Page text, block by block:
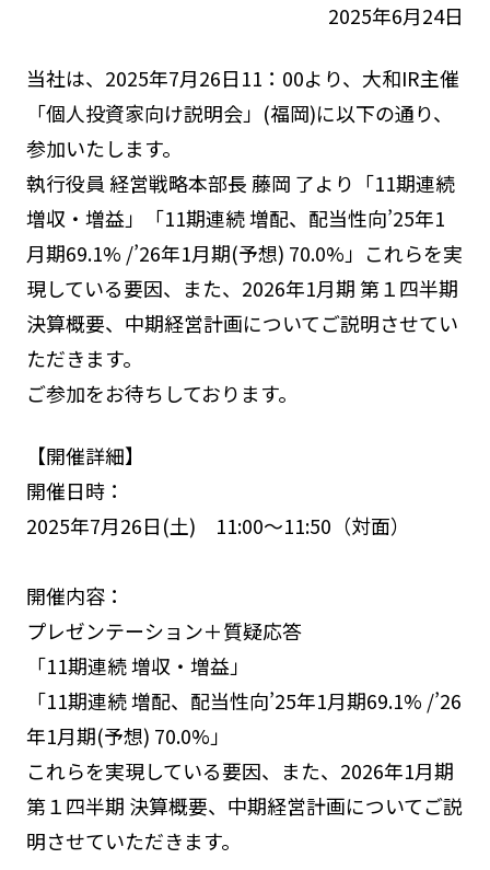
2025年6月24日
当社は、2025年7月26日11：00より、大和IR主催
「個人投資家向け説明会」(福岡)に以下の通り、
参加いたします。
執行役員 経営戦略本部長 藤岡 了より「11期連続
増収・増益」「11期連続 増配、配当性向’25年1
月期69.1% /’26年1月期(予想) 70.0%」これらを実
現している要因、また、2026年1月期 第１四半期
決算概要、中期経営計画についてご説明させてい
ただきます。
ご参加をお待ちしております。
【開催詳細】
開催日時：
2025年7月26日(土) 11:00～11:50（対面）
開催内容：
プレゼンテーション＋質疑応答
「11期連続 増収・増益」
「11期連続 増配、配当性向’25年1月期69.1% /’26
年1月期(予想) 70.0%」
これらを実現している要因、また、2026年1月期
第１四半期 決算概要、中期経営計画についてご説
明させていただきます。